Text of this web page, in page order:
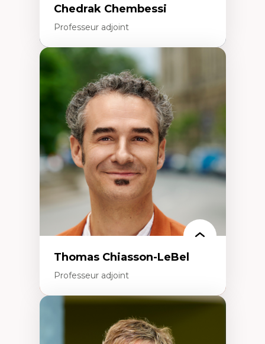
Chedrak Chembessi
Professeur adjoint
Économie circulaire
Modèles d’affaires durables
Histoire des faits économiques
Gestion durable des ressources naturelles
Écologie industrielle
Aménagement durable du territoire
Développement régional
Coopératives
Télétravail en milieu rural francophone
Transition socio-écologique
Thomas Chiasson-LeBel
Professeur adjoint
Théories du développement
Économie politique comparée